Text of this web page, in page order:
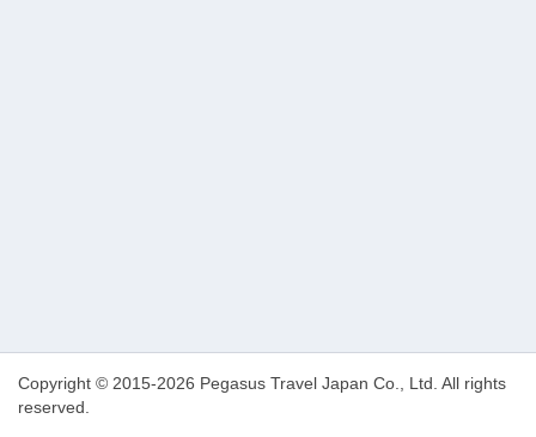
Copyright © 2015-2026 Pegasus Travel Japan Co., Ltd. All rights
reserved.